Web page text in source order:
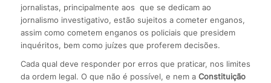
jornalistas, principalmente aos que se dedicam ao
jornalismo investigativo, estão sujeitos a cometer enganos,
assim como cometem enganos os policiais que presidem
inquéritos, bem como juízes que proferem decisões.
Cada qual deve responder por erros que praticar, nos limites
da ordem legal. O que não é possível, e nem a Constituição